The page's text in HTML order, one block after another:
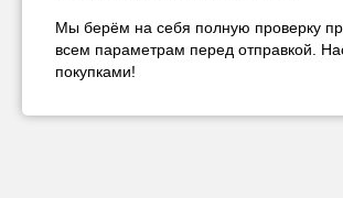
Мы берём на себя полную проверку
всем параметрам перед отправкой.
покупками!